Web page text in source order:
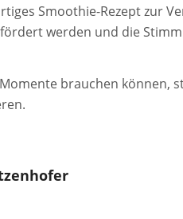
Smoothie-Rezept zur
werden und die
brauchen können,